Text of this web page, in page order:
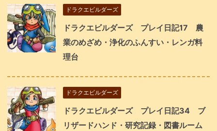
ドラクエビルダーズ
ドラクエビルダーズ プレイ日記17 農
業のめざめ・浄化のふんすい・レンガ料
理台
ドラクエビルダーズ
ドラクエビルダーズ プレイ日記34 ブ
リザードハンド・研究記録・図書ルーム